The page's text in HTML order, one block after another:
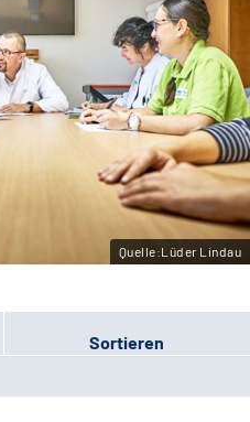
Quelle:Lüder Lindau
Sortieren